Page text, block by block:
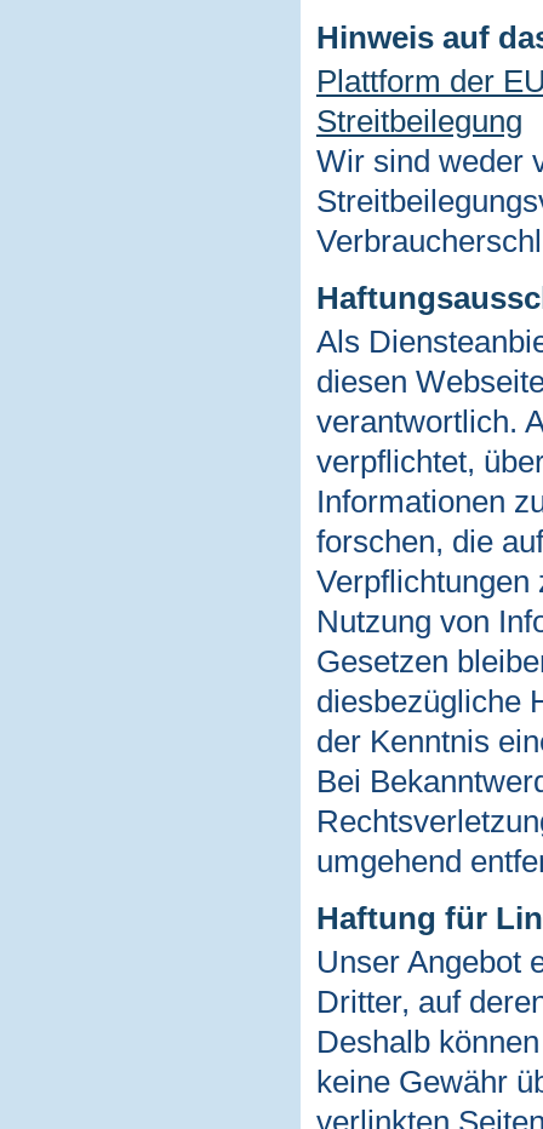
Hinweis auf
Plattform der
Streitbeilegung
Wir sind weder
Als
diesen
verantwortlich.
verpflichtet,
Informationen
forschen, die
Verpflichtungen
Nutzung von
Gesetzen
diesbezügliche
der Kenntnis
Bei
umgehend
Haftung für
Unser Angebot
Dritter, auf
Deshalb
keine Gewähr
verlinkten